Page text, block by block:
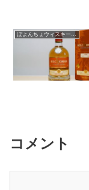
ぽよんちょウィスキーレビュー
コメント